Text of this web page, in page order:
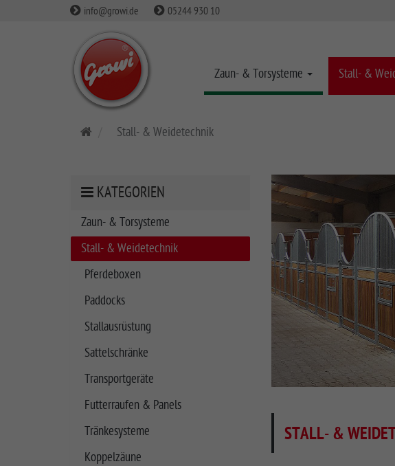
info@growi.de 05244 930 10
Zaun- & Torsysteme Stall- &
r
s
e
i
t
Stall- & Weidetechnik
STALL- &
KATEGORIEN
Zaun- & Torsysteme
Stall- & Weidetechnik
Pferdeboxen
Paddocks
Stallausrüstung
Sattelschränke
Transportgeräte
Futterraufen & Panels
Tränkesysteme
Koppelzäune